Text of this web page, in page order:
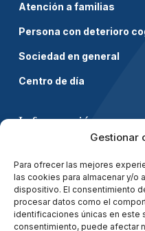
Gestionar
Para ofrecer las mejores
las cookies para almacenar y/o
dispositivo. El consentimiento
procesar datos como el
identificaciones únicas en este
consentimiento, puede afectar
Atención a familias
Persona con deterioro
Sociedad en general
Centro de día
Información
Nuestros estatutos
Actualidad